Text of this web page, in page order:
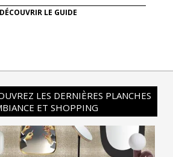
DÉCOUVRIR LE GUIDE
LES DERNIÈRES PLANCHES
ET SHOPPING